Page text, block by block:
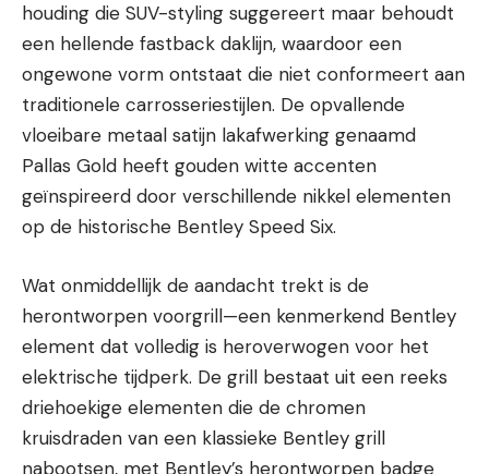
houding die SUV-styling suggereert maar behoudt
een hellende fastback daklijn, waardoor een
ongewone vorm ontstaat die niet conformeert aan
traditionele carrosseriestijlen. De opvallende
vloeibare metaal satijn lakafwerking genaamd
Pallas Gold heeft gouden witte accenten
geïnspireerd door verschillende nikkel elementen
op de historische Bentley Speed Six.
Wat onmiddellijk de aandacht trekt is de
herontworpen voorgrill—een kenmerkend Bentley
element dat volledig is heroverwogen voor het
elektrische tijdperk. De grill bestaat uit een reeks
driehoekige elementen die de chromen
kruisdraden van een klassieke Bentley grill
nabootsen, met Bentley’s herontworpen badge